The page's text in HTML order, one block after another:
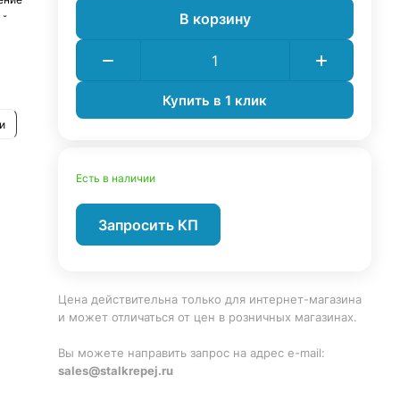
В корзину
Купить в 1 клик
Есть в наличии
Запросить КП
Цена действительна только для интернет-магазина
и может отличаться от цен в розничных магазинах.
Вы можете направить запрос на адрес e-mail:
sales@stalkrepej.ru